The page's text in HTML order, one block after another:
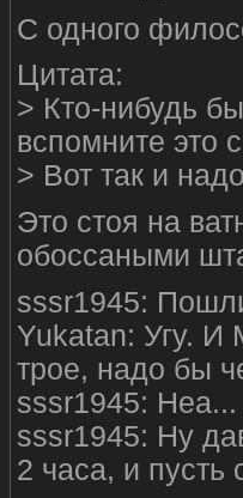
С одного
Цитата:
> Кто-нибудь
вспомните это
> Вот так и
Это стоя на
обоссаными
sssr1945:
Yukatan: Угу. И
трое, надо бы
sssr1945: Неа...
sssr1945: Ну
2 часа, и пусть